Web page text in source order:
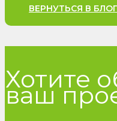
ВЕРНУТЬСЯ В БЛОГ
Хотите
ваш